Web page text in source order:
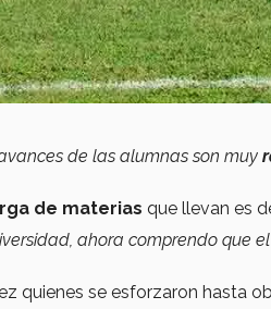
de las alumnas son muy
de materias que llevan es
ahora comprendo que
quienes se esforzaron hasta